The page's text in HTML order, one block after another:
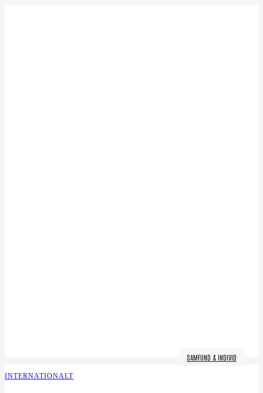
SAMFUND & INDIVID
INTERNATIONALT